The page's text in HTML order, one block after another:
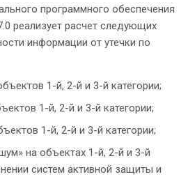
программного обеспечения
реализует расчет следующих
информации от утечки по
1-й, 2-й и 3-й категории;
1-й, 2-й и 3-й категории;
1-й, 2-й и 3-й категории;
на объектах 1-й, 2-й и 3-й
систем активной защиты и